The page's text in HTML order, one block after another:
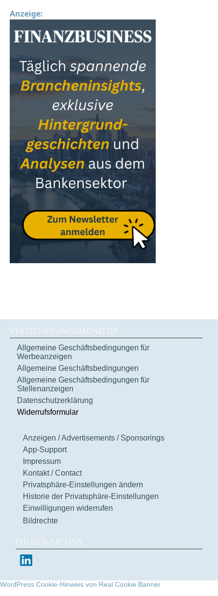
Anzeige:
VERSICHERUNGSMONITOR
Allgemeine Geschäftsbedingungen für
Werbeanzeigen
Allgemeine Geschäftsbedingungen
Allgemeine Geschäftsbedingungen für
Stellenanzeigen
Datenschutzerklärung
Widerrufsformular
Anzeigen / Advertisements / Sponsorings
App-Support
Impressum
Kontakt / Contact
Privatsphäre-Einstellungen ändern
Historie der Privatsphäre-Einstellungen
Einwilligungen widerrufen
Bildrechte
FOLGEN SIE UNS
WordPress Cookie-Hinweis von Real Cookie Banner